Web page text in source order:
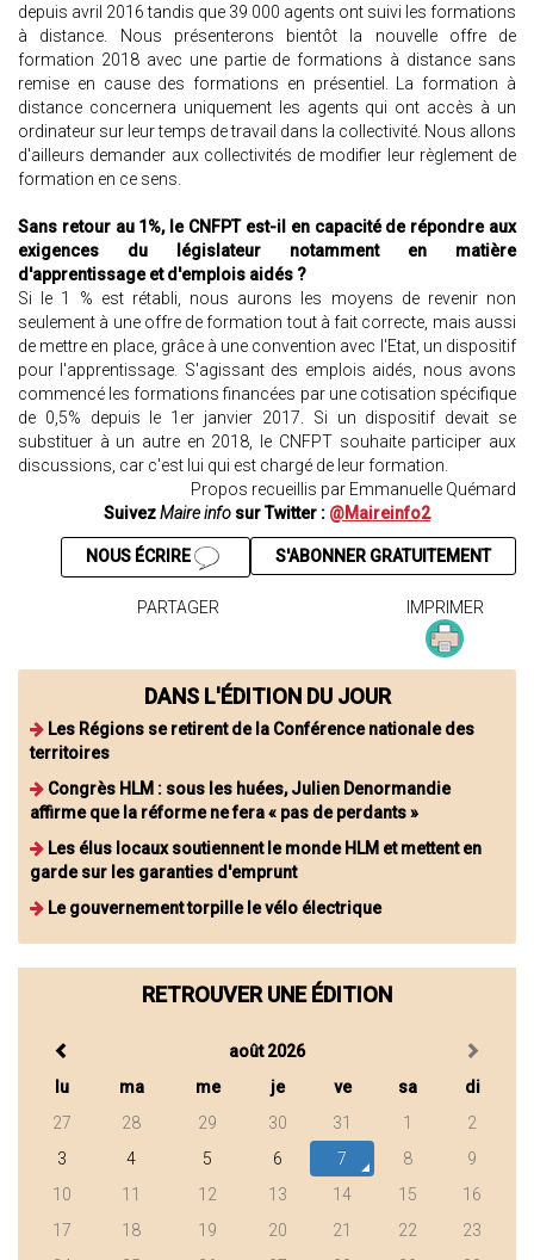
depuis avril 2016 tandis que 39 000 agents ont suivi les formations
à distance. Nous présenterons bientôt la nouvelle offre de
formation 2018 avec une partie de formations à distance sans
remise en cause des formations en présentiel. La formation à
distance concernera uniquement les agents qui ont accès à un
ordinateur sur leur temps de travail dans la collectivité. Nous allons
d'ailleurs demander aux collectivités de modifier leur règlement de
formation en ce sens.
Sans retour au 1%, le CNFPT est-il en capacité de répondre aux
exigences du législateur notamment en matière
d'apprentissage et d'emplois aidés ?
Si le 1 % est rétabli, nous aurons les moyens de revenir non
seulement à une offre de formation tout à fait correcte, mais aussi
de mettre en place, grâce à une convention avec l'Etat, un dispositif
pour l'apprentissage. S'agissant des emplois aidés, nous avons
commencé les formations financées par une cotisation spécifique
de 0,5% depuis le 1er janvier 2017. Si un dispositif devait se
substituer à un autre en 2018, le CNFPT souhaite participer aux
discussions, car c'est lui qui est chargé de leur formation.
Propos recueillis par Emmanuelle Quémard
SuivezMaire info sur Twitter : @Maireinfo2
S'ABONNER GRATUITEMENT
NOUS ÉCRIRE
PARTAGER IMPRIMER
DANS L'ÉDITION DU JOUR
Les Régions se retirent de la Conférence nationale des
territoires
Congrès HLM : sous les huées, Julien Denormandie
affirme que la réforme ne fera « pas de perdants »
Les élus locaux soutiennent le monde HLM et mettent en
garde sur les garanties d'emprunt
Le gouvernement torpille le vélo électrique
RETROUVER UNE ÉDITION
août 2026
lu
ma me je ve sa
di
27
28 29 30 31 1
2
3
4 5 6 7 8
9
10
11 12 13 14 15
16
17
18 19 20 21 22
23